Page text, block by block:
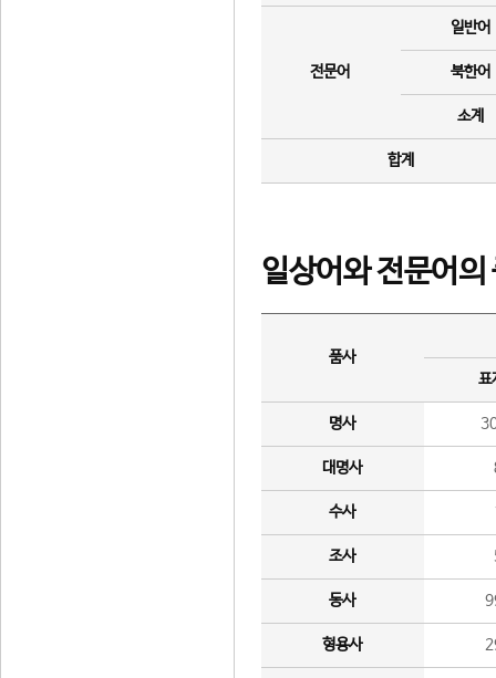
전문어
일반어
북한어
소계
합계
일상어와 전문어의
품사
표
명사
대명사
수사
조사
동사
형용사